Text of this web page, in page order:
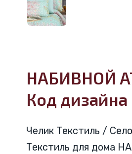
НАБИВНОЙ
Код дизайна
Челик Текстиль /
Текстиль для дома